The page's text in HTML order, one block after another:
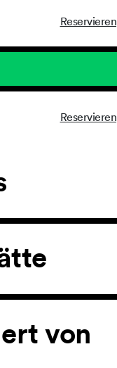
Reservieren
Reservieren
von